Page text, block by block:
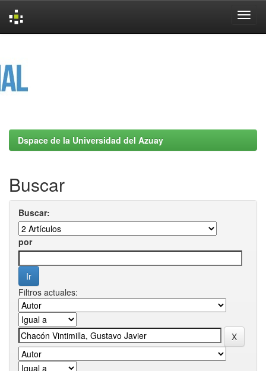
Dspace de la Universidad del Azuay
Buscar
Buscar:
por
Filtros actuales: